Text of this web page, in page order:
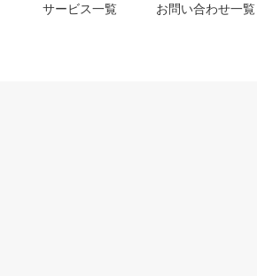
サービス一覧 お問い合わせ一覧